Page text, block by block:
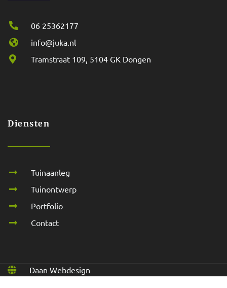
06 25362177
info@juka.nl
Tramstraat 109, 5104 GK Dongen
Diensten
Tuinaanleg
Tuinontwerp
Portfolio
Contact
Daan Webdesign